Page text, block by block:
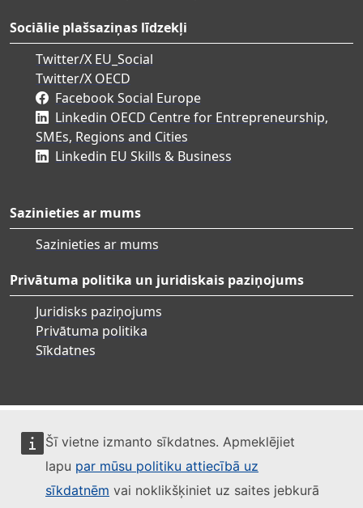
Šī vietne izmanto sīkdatnes. Apmeklējiet
lapu par mūsu politiku attiecībā uz
sīkdatnēm vai noklikšķiniet uz saites jebkurā
Sociālie plašsaziņas līdzekļi
Twitter/X EU_Social
Twitter/X OECD
Facebook Social Europe
Linkedin OECD Centre for Entrepreneurship,
SMEs, Regions and Cities
Linkedin EU Skills & Business
Sazinieties ar mums
Sazinieties ar mums
Privātuma politika un juridiskais paziņojums
Juridisks paziņojums
Privātuma politika
Sīkdatnes